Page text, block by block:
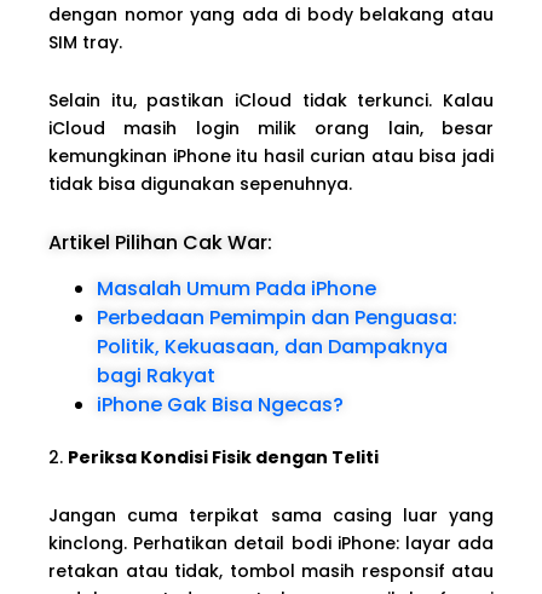
dengan nomor yang ada di body belakang atau
SIM tray.
Selain itu, pastikan iCloud tidak terkunci. Kalau
iCloud masih login milik orang lain, besar
kemungkinan iPhone itu hasil curian atau bisa jadi
tidak bisa digunakan sepenuhnya.
Artikel Pilihan Cak War:
Masalah Umum Pada iPhone
Perbedaan Pemimpin dan Penguasa:
Politik, Kekuasaan, dan Dampaknya
bagi Rakyat
iPhone Gak Bisa Ngecas?
2. Periksa Kondisi Fisik dengan Teliti
Jangan cuma terpikat sama casing luar yang
kinclong. Perhatikan detail bodi iPhone: layar ada
retakan atau tidak, tombol masih responsif atau